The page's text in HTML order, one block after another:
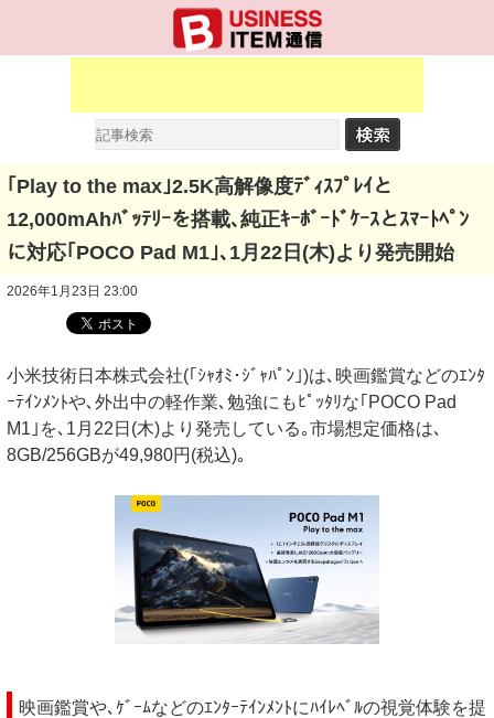
｢Play to the max｣2.5K高解像度ﾃﾞｨｽﾌﾟﾚｲと
12,000mAhﾊﾞｯﾃﾘｰを搭載､純正ｷｰﾎﾞｰﾄﾞｹｰｽとｽﾏｰﾄﾍﾟﾝ
に対応｢POCO Pad M1｣､1月22日(木)より発売開始
2026年1月23日 23:00
小米技術日本株式会社(｢ｼｬｵﾐ･ｼﾞｬﾊﾟﾝ｣)は､映画鑑賞などのｴﾝﾀ
ｰﾃｲﾝﾒﾝﾄや､外出中の軽作業､勉強にもﾋﾟｯﾀﾘな｢POCO Pad
M1｣を､1月22日(木)より発売している｡市場想定価格は､
8GB/256GBが49,980円(税込)｡
映画鑑賞や､ｹﾞｰﾑなどのｴﾝﾀｰﾃｲﾝﾒﾝﾄにﾊｲﾚﾍﾞﾙの視覚体験を提